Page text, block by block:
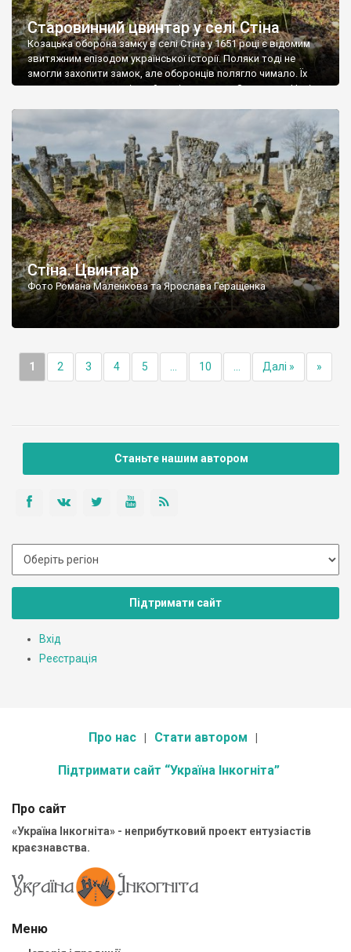
Старовинний цвинтар у селі Стіна
Козацька оборона замку в селі Стіна у 1651 році є відомим
звитяжним епізодом української історії. Поляки тоді не
змогли захопити замок, але оборонців полягло чимало. Їх
поховали на цвинтарі, який тоді називався Замковим. Нині на
ньому чимало хрестів 19 століття, є такі, де епітафії стер […]
Стіна. Цвинтар
Фото Романа Маленкова та Ярослава Геращенка
1 2 3 4 5 10 Далі » »
Станьте нашим автором
Підтримати сайт
Вхід
Реєстрація
Про нас Стати автором
Підтримати сайт “Україна Інкогніта”
Про сайт
«Україна Інкогніта» - неприбутковий проект ентузіастів
краєзнавства.
Меню